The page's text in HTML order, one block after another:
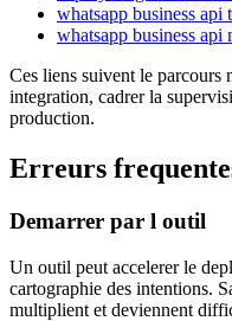
whatsapp business api
whatsapp business api
Ces liens suivent le parcours
integration, cadrer la
production.
Erreurs
Demarrer par l outil
Un outil peut accelerer le
cartographie des intentions.
multiplient et deviennent